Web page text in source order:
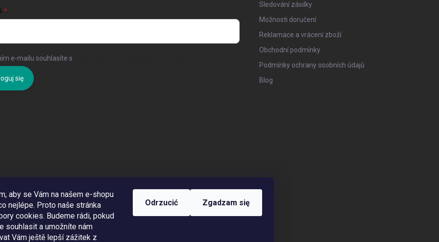
aby se Vám na našem e-shopu
nejlépe. Proto naše stránka
cookies. Budeme rádi, pokud
souhlasit a umožníte nám
Vám ještě lepší zážitek z
Odrzucić Zgadzam się
e-mailu souhlasíte s
się
Sledování zásilky
Možnosti doručení
Reklamace a vrácení zboží
Obchodní podmínky
Podmínky ochrany osobních údajů
Blog
Využíváme Adulto